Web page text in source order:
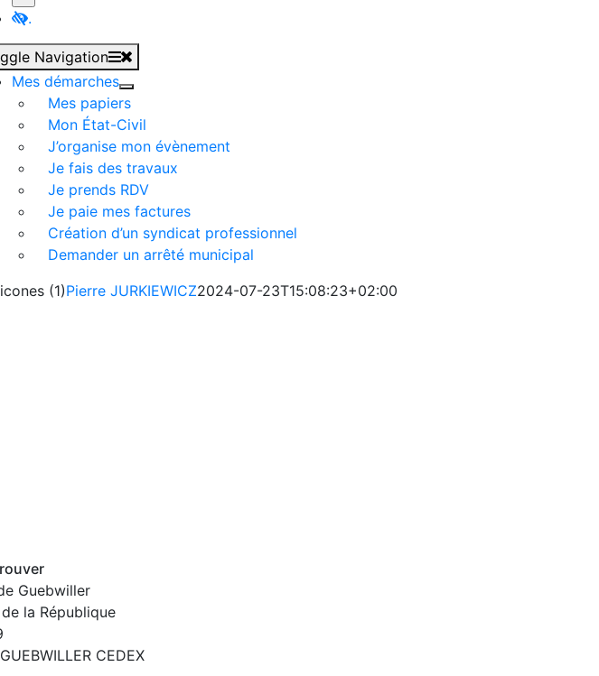
.
Navigation
Mes démarches
Mes papiers
Mon État-Civil
J’organise mon évènement
Je fais des travaux
Je prends RDV
Je paie mes factures
Création d’un syndicat professionnel
Demander un arrêté municipal
icones (1)Pierre JURKIEWICZ2024-07-23T15:08:23+02:00
Guebwiller
la République
CEDEX